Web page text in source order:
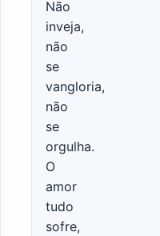
Não
inveja,
não
se
vangloria,
não
se
orgulha.
O
amor
tudo
sofre,